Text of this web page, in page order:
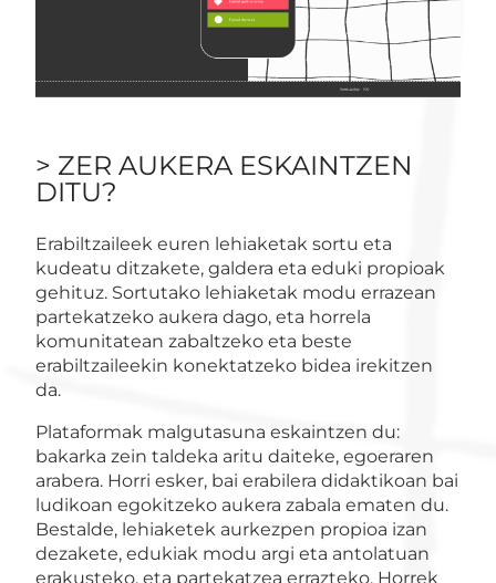
> ZER AUKERA ESKAINTZEN
DITU?
Erabiltzaileek euren lehiaketak sortu eta
kudeatu ditzakete, galdera eta eduki propioak
gehituz. Sortutako lehiaketak modu errazean
partekatzeko aukera dago, eta horrela
komunitatean zabaltzeko eta beste
erabiltzaileekin konektatzeko bidea irekitzen
da.
Plataformak malgutasuna eskaintzen du:
bakarka zein taldeka aritu daiteke, egoeraren
arabera. Horri esker, bai erabilera didaktikoan bai
ludikoan egokitzeko aukera zabala ematen du.
Bestalde, lehiaketek aurkezpen propioa izan
dezakete, edukiak modu argi eta antolatuan
erakusteko, eta partekatzea errazteko. Horrek